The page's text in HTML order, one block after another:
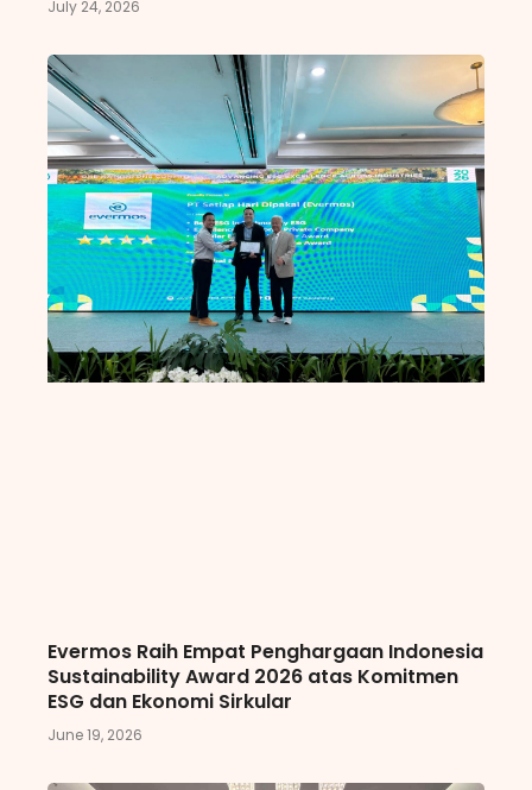
July 24, 2026
Evermos Raih Empat Penghargaan Indonesia
Sustainability Award 2026 atas Komitmen
ESG dan Ekonomi Sirkular
June 19, 2026